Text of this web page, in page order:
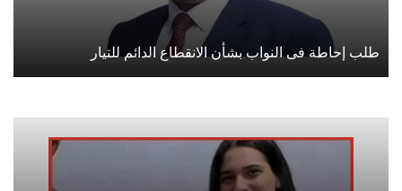
طلب إحاطة فى النواب بشأن الانقطاع الدائم للتيار